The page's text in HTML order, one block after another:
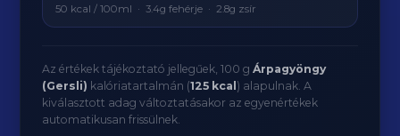
50 kcal / 100ml · 3.4g fehérje · 2.8g zsír
Az értékek tájékoztató jellegűek, 100 gÁrpagyöngy
(Gersli) kalóriatartalmán (125 kcal ) alapulnak. A
kiválasztott adag változtatásakor az egyenértékek
automatikusan frissülnek.